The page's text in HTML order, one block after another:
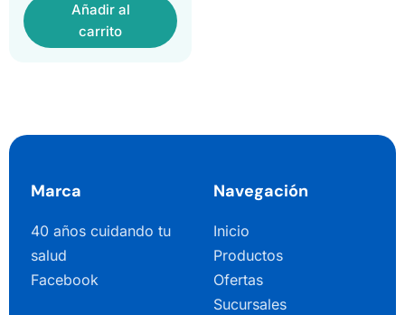
Añadir al
carrito
Marca
40 años cuidando tu
salud
Facebook
Navegación
Inicio
Productos
Ofertas
Sucursales